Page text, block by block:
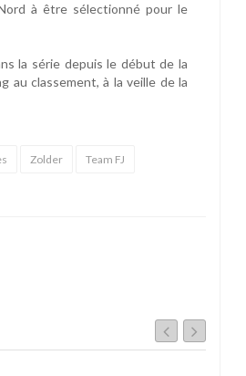
à être sélectionné pour le
la série depuis le début de la
au classement, à la veille de la
Zolder Team FJ